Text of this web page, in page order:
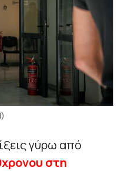
γύρω από
στη